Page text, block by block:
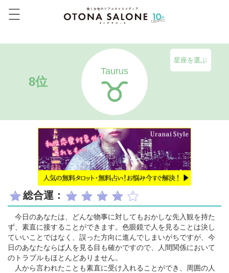
8位
Taurus
星座を選ぶ
総合運：
今日のあなたは、どんな物事に対してもおかしな先入観を持た
ず、素直に接することができます。色眼鏡で人を見ることは決し
ていいことではなく、誤った方向に進んでしまいがちですが、今
日のあなたならば人を見る目も確かですので、人間関係において
のトラブルもほとんどありません。
人から言われたことも素直に受け入れることができ、周囲の人